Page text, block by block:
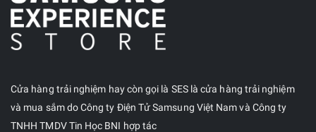
Cửa hàng trải nghiệm hay còn gọi là SES là cửa hàng trải nghiệm
và mua sắm do Công ty Điện Tử Samsung Việt Nam và Công ty
TNHH TMDV Tin Học BNI hợp tác